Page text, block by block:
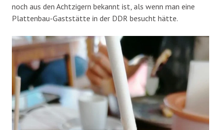
noch aus den Achtzigern bekannt ist, als wenn man eine
Plattenbau-Gaststätte in der DDR besucht hätte.